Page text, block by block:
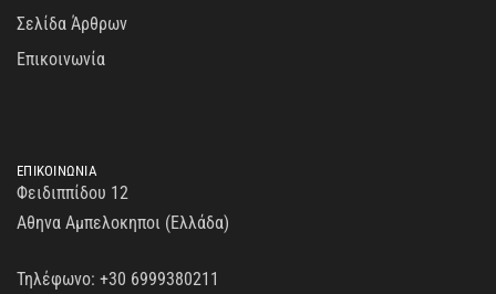
Σελίδα Άρθρων
Επικοινωνία
ΕΠΙΚΟΙΝΩΝΙΑ
Φειδιππίδου 12
Αθηνα Αμπελοκηποι (Ελλάδα)
Τηλέφωνο: +30 6999380211